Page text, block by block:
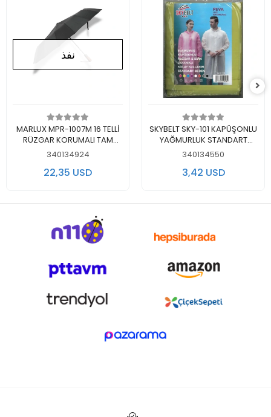
لايوجد في المخزن
نفذ
MARLUX MPR-1007M 16 TELLİ
RÜZGAR KORUMALI TAM
OTOMATİK ŞEMSİYE SİYAH
340134924
22,35 USD
اضف الى سلة التسوق
SKYBELT SKY-101 KAPÜŞONLU
YAĞMURLUK STANDART
BEDEN - TEKLİ
340134550
3,42 USD